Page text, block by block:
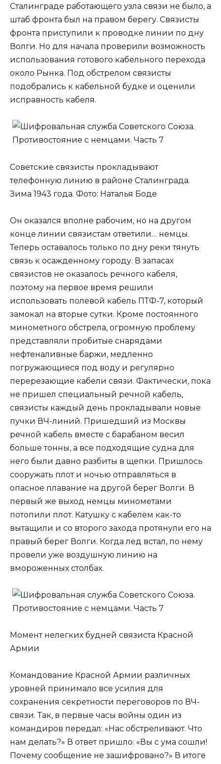
Сталинграде работающего узла связи не было, а
штаб фронта был на правом берегу. Связисты
фронта приступили к проводке линии по дну
Волги. Но для начала проверили возможность
использования готового кабельного перехода
около Рынка. Под обстрелом связисты
подобрались к кабельной будке и оценили
исправность кабеля.
Советские связисты прокладывают
телефонную линию в районе Сталинграда.
Зима 1943 года. Фото: Наталья Боде
Он оказался вполне рабочим, но на другом
конце линии связистам ответили… немцы.
Теперь оставалось только по дну реки тянуть
связь к осажденному городу. В запасах
связистов не оказалось речного кабеля,
поэтому на первое время решили
использовать полевой кабель ПТФ-7, который
замокал на вторые сутки. Кроме постоянного
минометного обстрела, огромную проблему
представляли пробитые снарядами
нефтеналивные баржи, медленно
погружающиеся под воду и регулярно
перерезающие кабели связи. Фактически, пока
не пришел специальный речной кабель,
связисты каждый день прокладывали новые
пучки ВЧ-линий. Пришедший из Москвы
речной кабель вместе с барабаном весил
больше тонны, а все подходящие судна для
него были давно разбиты в щепки. Пришлось
сооружать плот и ночью отправляться в
опасное плавание на другой берег Волги. В
первый же выход немцы минометами
потопили плот. Катушку с кабелем как-то
вытащили и со второго захода протянули его на
правый берег Волги. Когда лед встал, по нему
провели уже воздушную линию на
вмороженных столбах.
Момент нелегких будней связиста Красной
Армии
Командование Красной Армии различных
уровней принимало все усилия для
сохранения секретности переговоров по ВЧ-
связи. Так, в первые часы войны один из
командиров передал: «Нас обстреливают. Что
нам делать?» В ответ пришло: «Вы с ума сошли!
Почему сообщение не зашифровано?» В итоге